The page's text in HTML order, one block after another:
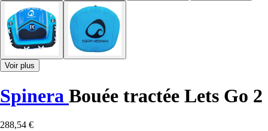
Voir plus
Spinera Bouée tractée Lets Go 2
288,54 €